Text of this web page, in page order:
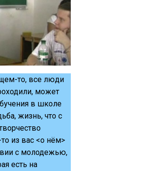
то, все люди
может
в школе
жизнь, что с
из вас <о нём>
с молодежью,
есть на